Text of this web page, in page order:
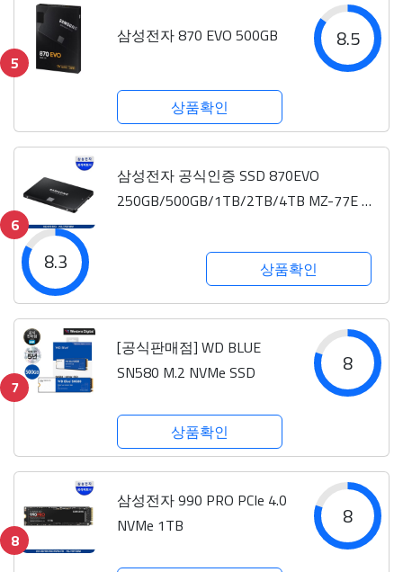
5
삼성전자 870 EVO 500GB 8.5
상품확인
6
삼성전자 공식인증 SSD 870EVO
250GB/500GB/1TB/2TB/4TB MZ-77E 정
8.3 상품확인
7
[공식판매점] WD BLUE
SN580 M.2 NVMe SSD
8
상품확인
8
삼성전자 990 PRO PCIe 4.0
NVMe 1TB
8